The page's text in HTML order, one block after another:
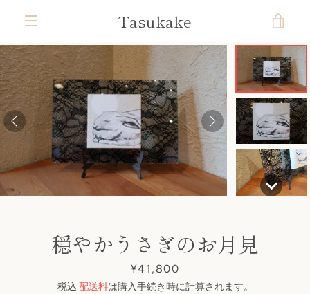
ン
ツ
に
ス
キ
ッ
る
ニ
ュ
Tasukake
ー
ト
を
見
る
穏やかうさぎのお月見
価
格
¥41,800
税込 配送料は購入手続き時に計算されます。
前
へ へ
ス
ラ
イ
ド
1
ス
ラ
イ
ド
2
ス
ラ
イ
ド
3
ス
ラ
イ
ド
4
ス
ラ
イ
ド
5
ス
ラ
イ
ド
6
ス
ラ
イ
ド
ス
ラ
イ
ド
8